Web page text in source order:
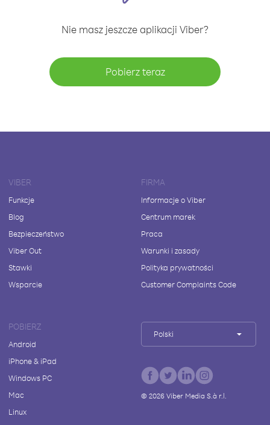
Nie masz jeszcze aplikacji Viber?
Pobierz teraz
VIBER
Funkcje
Blog
Bezpieczeństwo
Viber Out
Stawki
Wsparcie
FIRMA
Informacje o Viber
Centrum marek
Praca
Warunki i zasady
Polityka prywatności
Customer Complaints Code
POBIERZ
Android
iPhone & iPad
Windows PC
Mac
Linux
Polski
© 2026Viber Media S.à r.l.